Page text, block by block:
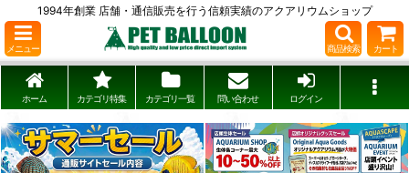
1994年創業 店舗・通信販売を行う信頼実績のアクアリウムショップ
メニュー 商品検索 カート
ホーム カテゴリ特集 カテゴリ一覧 問い合わせ ログイン